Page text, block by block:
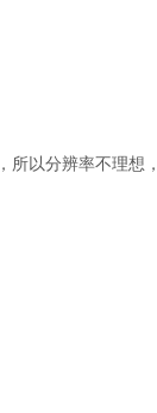
所以分辨率不理想